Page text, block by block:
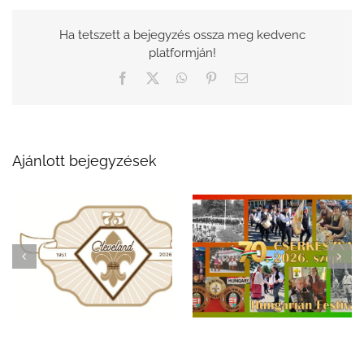
Ha tetszett a bejegyzés ossza meg kedvenc
platformján!
Facebook WhatsApp
PinterestEmail:
Ajánlott bejegyzések
Ünnepeljük a 75 éves
magyar cserkészetet
Clevelandban a 70.
Magyar Fesztiválon!
✨ Egy emlékezetes
este: a 69. Clevelandi
Cserkészbál ✨